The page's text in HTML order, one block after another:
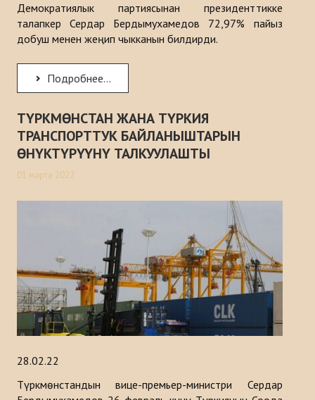
Демократиялык партиясынан президенттикке
талапкер Сердар Бердымухамедов 72,97% пайыз
добуш менен жеңип чыкканын билдирди.
Подробнее...
ТҮРКМӨНСТАН ЖАНА ТҮРКИЯ
ТРАНСПОРТТУК БАЙЛАНЫШТАРЫН
ӨНҮКТҮРҮҮНҮ ТАЛКУУЛАШТЫ
01 марта 2022
28.02.22
Түркмөнстандын вице-премьер-министри Сердар